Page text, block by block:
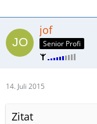
jof
Senior Profi
14. Juli 2015
Zitat